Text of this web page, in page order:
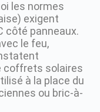
les normes
exigent
côté panneaux.
le feu,
coffrets solaires
à la place du
ou bric-à-